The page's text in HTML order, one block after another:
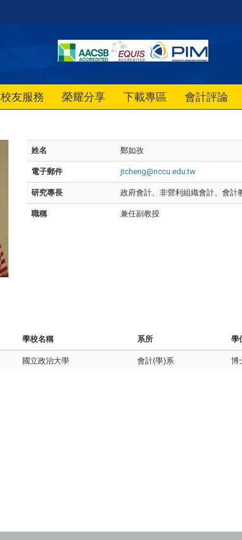
校友服務 榮耀分享 下載專區 會計評論
姓名 鄭如孜
電子郵件 jtcheng@nccu.edu.tw
研究專長 政府會計、非營利組織會計、會計
職稱 兼任副教授
學校名稱 系所 學
國立政治大學 會計(學)系 博